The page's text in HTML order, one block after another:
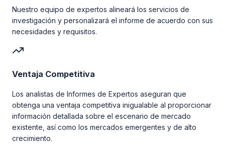
Nuestro equipo de expertos alineará los servicios de
investigación y personalizará el informe de acuerdo con sus
necesidades y requisitos.
Ventaja Competitiva
Los analistas de Informes de Expertos aseguran que
obtenga una ventaja competitiva inigualable al proporcionar
información detallada sobre el escenario de mercado
existente, así como los mercados emergentes y de alto
crecimiento.